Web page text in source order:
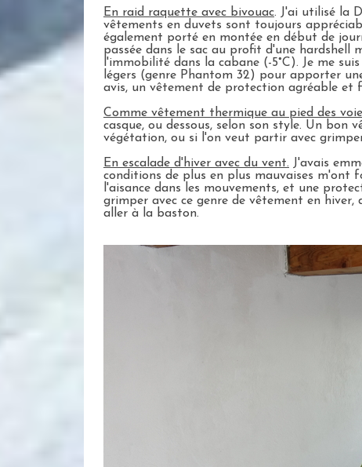
En raid raquette avec bivouac. J'ai utilisé la
vêtements en duvets sont toujours
également porté en montée en début de
passée dans le sac au profit d'une
l'immobilité dans la cabane (-5°C). Je me
légers (genre Phantom 32) pour apporter
avis, un vêtement de protection agréable et
Comme vêtement thermique au pied des
casque, ou dessous, selon son style. Un
végétation, ou si l'on veut partir avec
En escalade d'hiver avec du vent. J'avais
conditions de plus en plus mauvaises m'ont
l'aisance dans les mouvements, et une
grimper avec ce genre de vêtement en
aller à la baston.